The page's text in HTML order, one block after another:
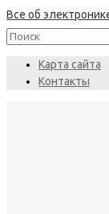
Все об
Карта сайта
Контакты